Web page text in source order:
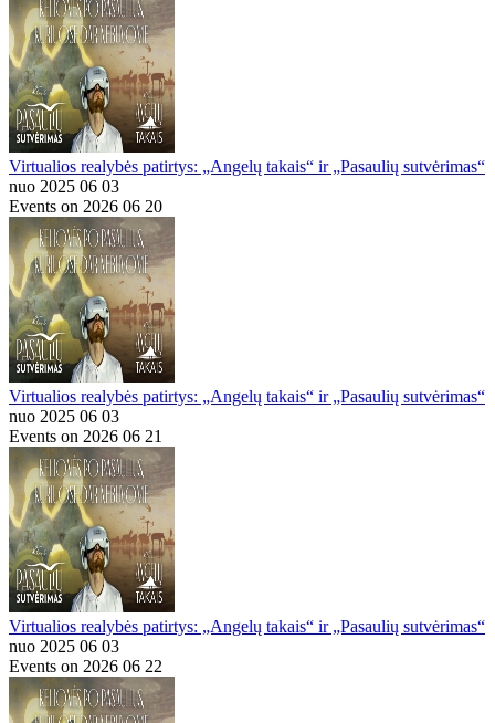
Virtualios realybės patirtys: „Angelų takais“ ir „Pasaulių sutvėrimas“
nuo 2025 06 03
Events on 2026 06 20
Virtualios realybės patirtys: „Angelų takais“ ir „Pasaulių sutvėrimas“
nuo 2025 06 03
Events on 2026 06 21
Virtualios realybės patirtys: „Angelų takais“ ir „Pasaulių sutvėrimas“
nuo 2025 06 03
Events on 2026 06 22